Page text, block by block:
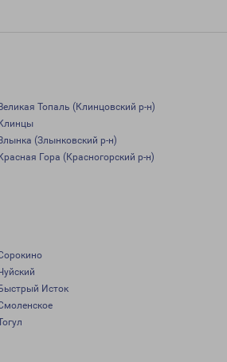
Топаль (Клинцовский р-н)
(Злынковский р-н)
Гора (Красногорский р-н)
Исток